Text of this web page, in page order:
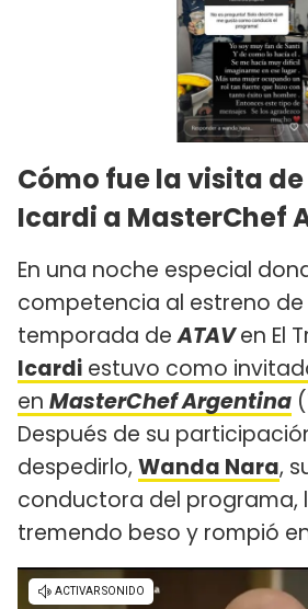
Cómo fue la visita
Icardi a MasterChef
En una noche especial
competencia al estreno
temporada deATAVen El
Icardi estuvo como
en MasterChef Argentina
Después de su
despedirlo, Wanda Nara,
conductora del programa,
tremendo beso y rompió